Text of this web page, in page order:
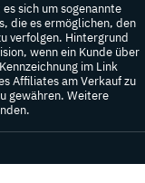
sich um sogenannte
die es ermöglichen, den
verfolgen. Hintergrund
wenn ein Kunde über
im Link
Affiliates am Verkauf zu
gewähren. Weitere